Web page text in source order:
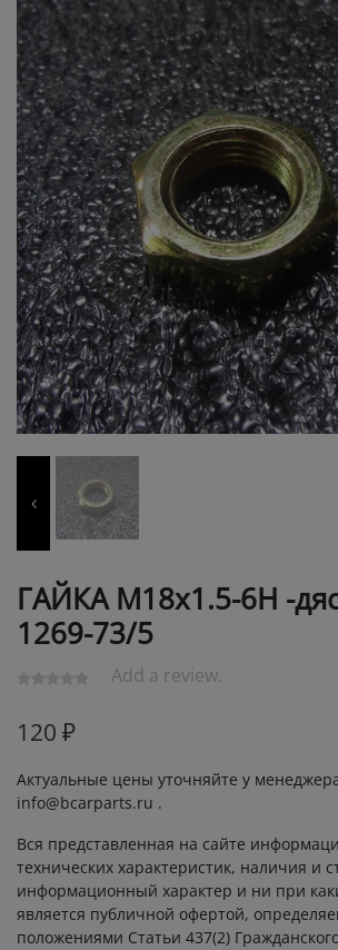
ГАЙКА М18х1.5-6Н -
1269-73/5
Add a review.
120 ₽
Актуальные цены уточняйте у
info@bcarparts.ru .
Вся представленная на сайте
технических характеристик, наличия и
информационный характер и ни при
является публичной офертой,
положениями Статьи 437(2)